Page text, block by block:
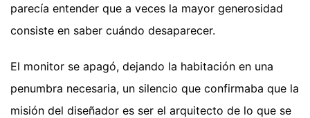
parecía entender que a veces la mayor generosidad
consiste en saber cuándo desaparecer.
El monitor se apagó, dejando la habitación en una
penumbra necesaria, un silencio que confirmaba que la
misión del diseñador es ser el arquitecto de lo que se